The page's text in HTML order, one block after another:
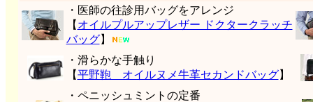
・医師の往診用バッグをアレンジ
【 オイルプルアップレザー ドクタークラッチ
バッグ】
・滑らかな手触り
【平野鞄 オイルヌメ牛革セカンドバッグ】
・ペニッシュミントの定番